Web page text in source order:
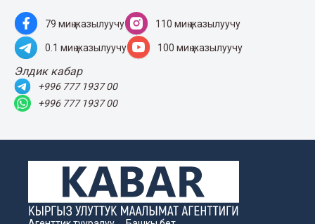
79 миң жазылуучу 110 миң жазылуучу
0.1 миң жазылуучу 100 миң жазылуучу
Элдик кабар
+996 777 1937 00
+996 777 1937 00